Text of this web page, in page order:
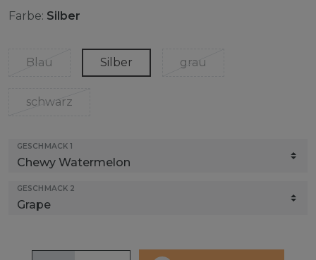
Farbe: Silber
Blau Silber grau
schwarz
GESCHMACK 1
GESCHMACK 2